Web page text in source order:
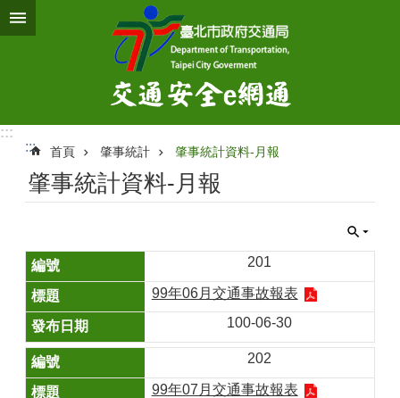
跳到主要內容區塊
:::
:::
首頁 肇事統計 肇事統計資料-月報
肇事統計資料-月報
201
99年06月交通事故報表
100-06-30
202
99年07月交通事故報表